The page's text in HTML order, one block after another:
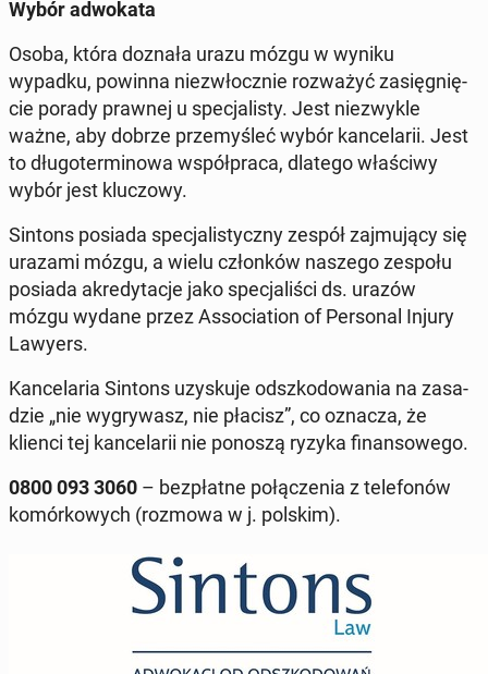
Wybór ad­wo­ka­ta
Osoba, która doznała urazu mózgu w wyniku
wypadku, powinna nie­zwłocz­nie roz­wa­żyć za­się­gnię­
cie porady prawnej u spe­cja­li­sty. Jest nie­zwy­kle
ważne, aby dobrze prze­my­śleć wybór kan­ce­la­rii. Jest
to dłu­go­ter­mi­no­wa współ­pra­ca, dlatego wła­ści­wy
wybór jest klu­czo­wy.
Sintons posiada spe­cja­li­stycz­ny zespół zaj­mu­ją­cy się
urazami mózgu, a wielu człon­ków naszego zespołu
posiada akre­dy­ta­cje jako spe­cja­li­ści ds. urazów
mózgu wydane przez As­so­cia­tion of Per­so­nal Injury
Lawyers.
Kan­ce­la­ria Sintons uzy­sku­je od­szko­do­wa­nia na za­sa­
dzie „nie wy­gry­wasz, nie płacisz”, co oznacza, że
klienci tej kan­ce­la­rii nie ponoszą ryzyka fi­nan­so­we­go.
0800 093 3060 – bez­płat­ne po­łą­cze­nia z te­le­fo­nów
ko­mór­ko­wych (rozmowa w j. polskim).